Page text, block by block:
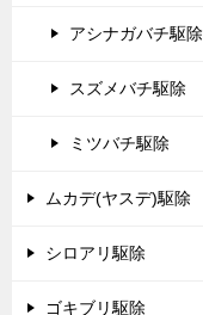
アシナガバチ駆除
スズメバチ駆除
ミツバチ駆除
ムカデ(ヤスデ)駆除
シロアリ駆除
ゴキブリ駆除